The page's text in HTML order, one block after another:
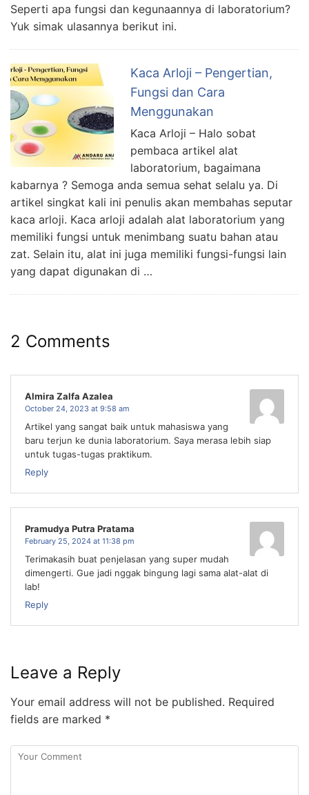
Seperti apa fungsi dan kegunaannya di laboratorium?
Yuk simak ulasannya berikut ini.
Kaca Arloji – Pengertian,
Fungsi dan Cara
Menggunakan
Kaca Arloji – Halo sobat
pembaca artikel alat
laboratorium, bagaimana
kabarnya ? Semoga anda semua sehat selalu ya. Di
artikel singkat kali ini penulis akan membahas seputar
kaca arloji. Kaca arloji adalah alat laboratorium yang
memiliki fungsi untuk menimbang suatu bahan atau
zat. Selain itu, alat ini juga memiliki fungsi-fungsi lain
yang dapat digunakan di …
2 Comments
Almira Zalfa Azalea
October 24, 2023 at 9:58 am
Artikel yang sangat baik untuk mahasiswa yang
baru terjun ke dunia laboratorium. Saya merasa lebih siap
untuk tugas-tugas praktikum.
Reply
Pramudya Putra Pratama
February 25, 2024 at 11:38 pm
Terimakasih buat penjelasan yang super mudah
dimengerti. Gue jadi nggak bingung lagi sama alat-alat di
lab!
Reply
Leave a Reply
Your email address will not be published. Required
fields are marked *